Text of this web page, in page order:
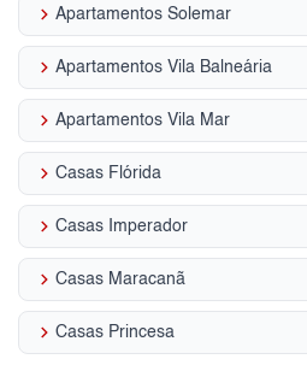
keyboard_arrow_right Apartamentos Solemar
keyboard_arrow_right Apartamentos Vila Balneária
keyboard_arrow_right Apartamentos Vila Mar
keyboard_arrow_right Casas Flórida
keyboard_arrow_right Casas Imperador
keyboard_arrow_right Casas Maracanã
keyboard_arrow_right Casas Princesa